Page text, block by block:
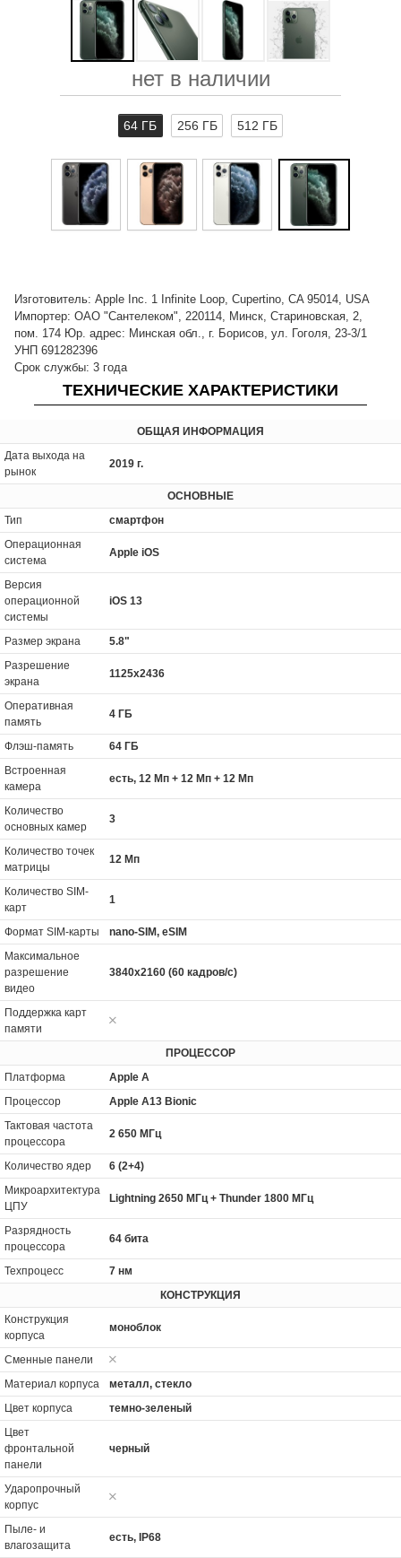
нет в наличии
64 ГБ 256 ГБ 512 ГБ
Изготовитель: Apple Inc. 1 Infinite Loop, Cupertino, CA 95014, USA
Импортер: ОАО "Сантелеком", 220114, Минск, Стариновская, 2,
пом. 174 Юр. адрес: Минская обл., г. Борисов, ул. Гоголя, 23-3/1
УНП 691282396
Срок службы: 3 года
ТЕХНИЧЕСКИЕ ХАРАКТЕРИСТИКИ
ОБЩАЯ ИНФОРМАЦИЯ
Дата выхода на
рынок
2019 г.
ОСНОВНЫЕ
Тип
смартфон
Операционная
система
Apple iOS
Версия
операционной
системы
iOS 13
Размер экрана
5.8"
Разрешение
экрана
1125x2436
Оперативная
память
4 ГБ
Флэш-память
64 ГБ
Встроенная
камера
есть, 12 Мп + 12 Мп + 12 Мп
Количество
основных камер
3
Количество точек
матрицы
12 Мп
Количество SIM-
карт
1
Формат SIM-карты
nano-SIM, eSIM
Максимальное
разрешение
видео
3840x2160 (60 кадров/с)
Поддержка карт
памяти
ПРОЦЕССОР
Платформа
Apple A
Процессор
Apple A13 Bionic
Тактовая частота
процессора
2 650 МГц
Количество ядер
6 (2+4)
Микроархитектура
ЦПУ
Lightning 2650 МГц + Thunder 1800 МГц
Разрядность
процессора
64 бита
Техпроцесс
7 нм
КОНСТРУКЦИЯ
Конструкция
корпуса
моноблок
Сменные панели
Материал корпуса
металл, стекло
Цвет корпуса
темно-зеленый
Цвет
фронтальной
панели
черный
Ударопрочный
корпус
Пыле- и
влагозащита
есть, IP68